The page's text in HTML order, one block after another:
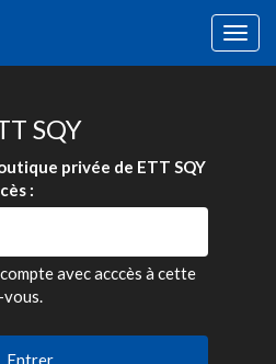
SQY
privée de ETT SQY
:
avec acccès à cette